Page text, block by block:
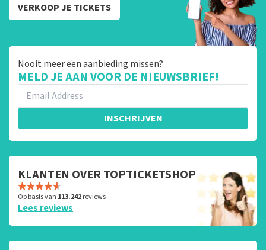
VERKOOP JE TICKETS
Nooit meer een aanbieding missen?
MELD JE AAN VOOR DE NIEUWSBRIEF!
INSCHRIJVEN
KLANTEN OVER TOPTICKETSHOP
Op basis van 113.242reviews
Lees reviews